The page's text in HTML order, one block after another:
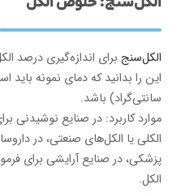
الکل‌سنج برای اندازه‌گیری درصد
سانتی‌گراد) باشد.
موارد کاربرد: در صنایع نوشیدنی
الکلی یا الکل‌های صنعتی، در
پزشکی، در صنایع آرایشی برای
الکل.